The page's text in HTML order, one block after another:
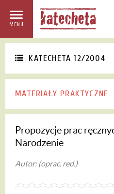
MENU
KATECHETA 12/2004
MATERIAŁY PRAKTYCZNE
Propozycje prac
Narodzenie
Autor: (oprac. red.)